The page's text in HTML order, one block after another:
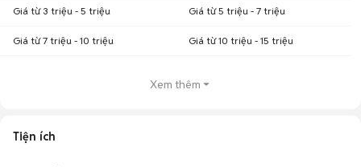
Giá từ 3 triệu - 5 triệu Giá từ 5 triệu - 7 triệu
Giá từ 7 triệu - 10 triệu Giá từ 10 triệu - 15 triệu
Xem thêm
Tiện ích